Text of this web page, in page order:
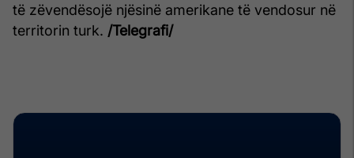
të zëvendësojë njësinë amerikane të vendosur në
territorin turk. /Telegrafi/